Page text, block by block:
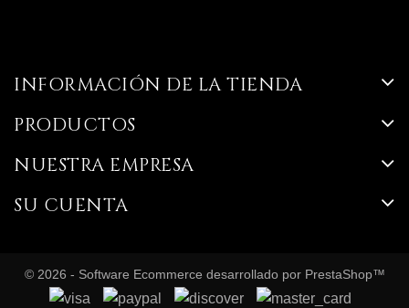
INFORMACIÓN DE LA TIENDA
PRODUCTOS
NUESTRA EMPRESA
SU CUENTA
© 2026 - Software Ecommerce desarrollado por PrestaShop™